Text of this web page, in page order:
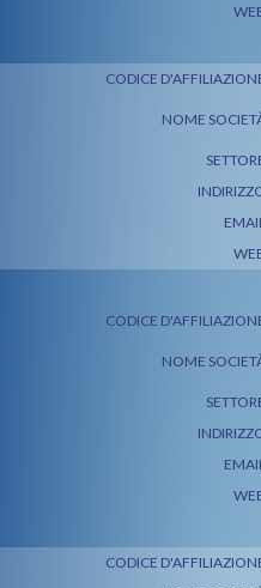
CODICE
NOME
EMAIL
CODICE
NOME
EMAIL
CODICE